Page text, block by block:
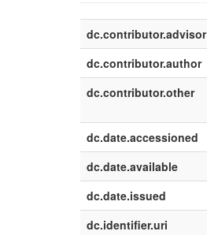
dc.contributor.advisor
dc.contributor.author
dc.contributor.other
dc.date.accessioned
dc.date.available
dc.date.issued
dc.identifier.uri